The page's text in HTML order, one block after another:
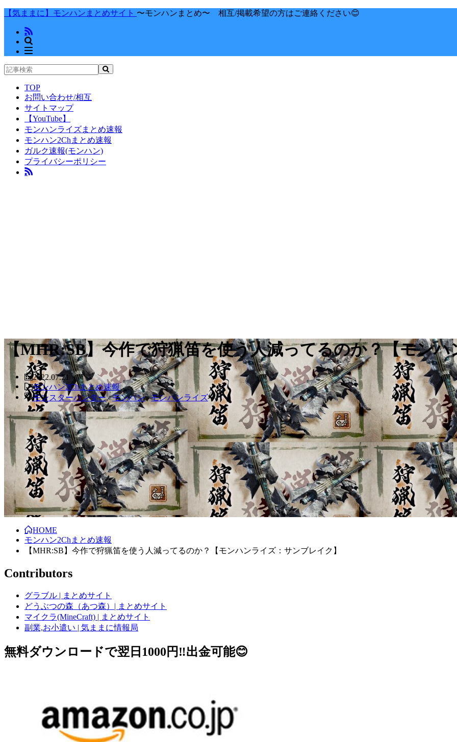
【気ままに】モンハンまとめサイト 〜モンハンまとめ〜 相互/掲載希望の方はご連絡ください😊
TOP
お問い合わせ/相互
サイトマップ
【YouTube】
モンハンライズまとめ速報
モンハン2Chまとめ速報
ガルク速報(モンハン)
プライバシーポリシー
【MHR:SB】今作で狩猟笛を使う人減ってるのか？【モン
2022.07.21
モンハン2Chまとめ速報
モンスターハンター,モンハン,モンハンライズ
HOME
モンハン2Chまとめ速報
【MHR:SB】今作で狩猟笛を使う人減ってるのか？【モンハンライズ：サンブレイク】
Contributors
グラブル | まとめサイト
どうぶつの森（あつ森）| まとめサイト
マイクラ(MineCraft) | まとめサイト
副業,お小遣い | 気ままに情報局
無料ダウンロードで翌日1000円‼️出金可能😊